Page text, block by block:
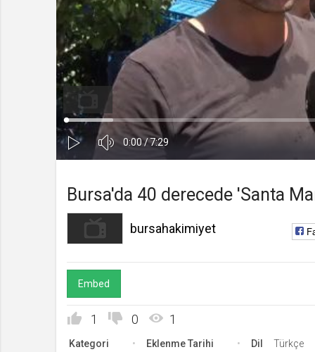
Ses
Kapa Süre
0:00/Toplam
7:29
Yüklendi:
0%
Yükleniyor:
0%
bursahakimiyet
Kanala Katıl
Bursa'da 40 derecede 'Santa
bursahakimiyet
Embed
1 0 1
Kategori Eklenme Tarihi Dil Türkçe